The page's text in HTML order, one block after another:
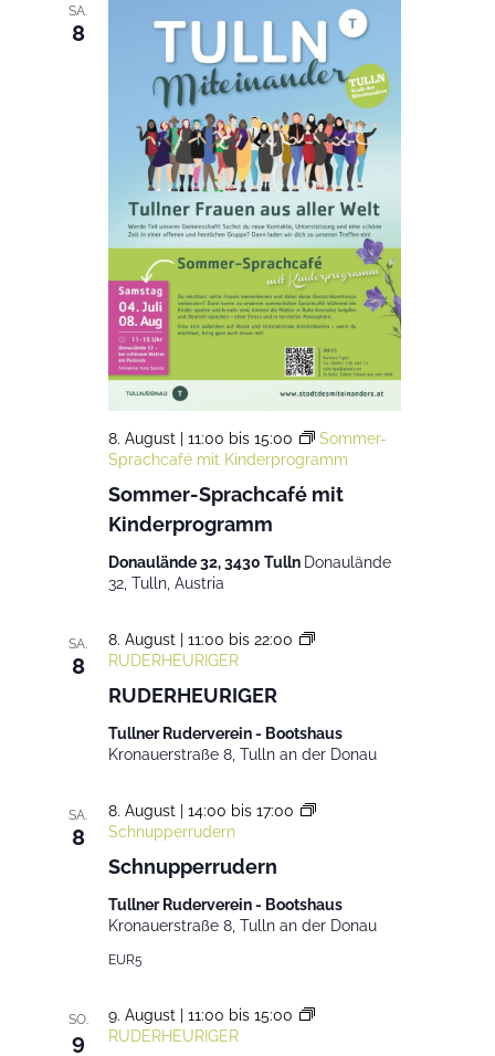
SA.
8
Sommer-Sprachcafé mit
Kinderprogramm
8. August | 11:00 bis 15:00
Sommer-
Sprachcafé mit Kinderprogramm
Donaulände 32, 3430 Tulln Donaulände
32, Tulln, Austria
SA.
8
RUDERHEURIGER
8. August | 11:00 bis 22:00
RUDERHEURIGER
Tullner Ruderverein - Bootshaus
Kronauerstraße 8, Tulln an der Donau
SA.
8
Schnupperrudern
8. August | 14:00 bis 17:00
Schnupperrudern
Tullner Ruderverein - Bootshaus
Kronauerstraße 8, Tulln an der Donau
EUR5
SO.
9
9. August | 11:00 bis 15:00
RUDERHEURIGER